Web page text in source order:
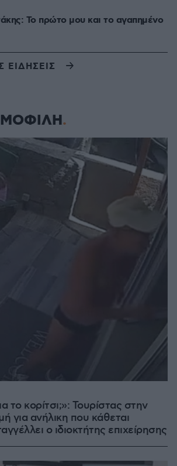
Το πρώτο μου και το αγαπημένο
ΕΙΔΗΣΕΙΣ
το κορίτσι;»: Τουρίστας στην
για ανήλικη που κάθεται
ο ιδιοκτήτης επιχείρησης